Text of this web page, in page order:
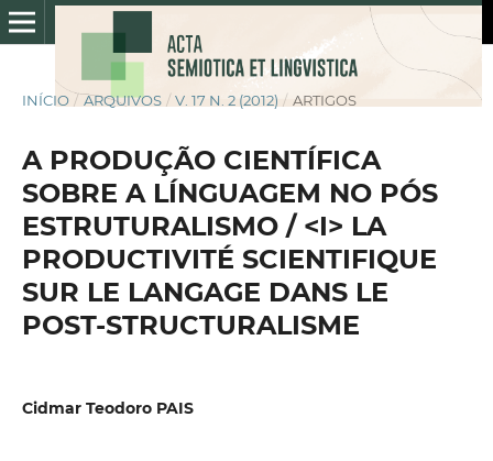
INÍCIO / ARQUIVOS / V. 17 N. 2 (2012) / ARTIGOS
A PRODUÇÃO CIENTÍFICA
SOBRE A LÍNGUAGEM NO PÓS
ESTRUTURALISMO / <I> LA
PRODUCTIVITÉ SCIENTIFIQUE
SUR LE LANGAGE DANS LE
POST-STRUCTURALISME
Cidmar Teodoro PAIS